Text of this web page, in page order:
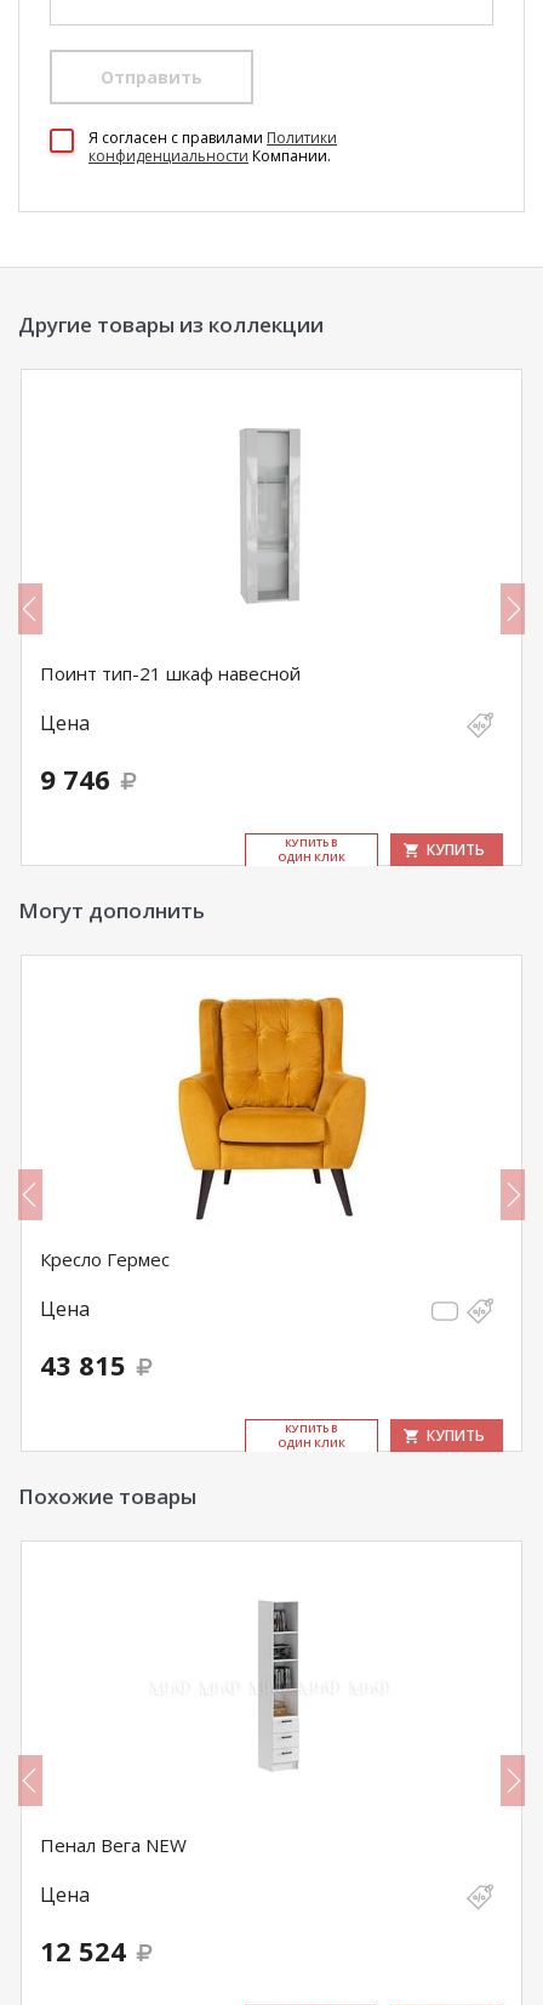
Отправить
Я согласен c правилами Политики
конфиденциальности Компании.
Другие товары из коллекции
Поинт тип-21 шкаф навесной
Цена
9 746
КУ­ПИТЬ В
ОДИН КЛИК
КУПИТЬ
Могут дополнить
Кресло Гермес
Цена
43 815
КУ­ПИТЬ В
ОДИН КЛИК
КУПИТЬ
Похожие товары
Пенал Вега NEW
Цена
12 524